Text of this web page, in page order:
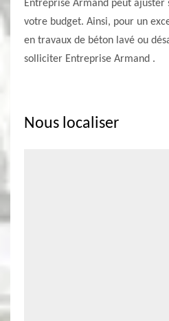
Entreprise Armand peut ajuster
votre budget. Ainsi, pour un
en travaux de béton lavé ou
solliciter Entreprise Armand .
Nous localiser